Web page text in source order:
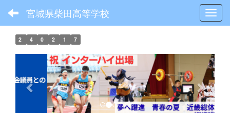
宮城県柴田高等学校
2 4 0 2 1 7
r
e
e
x
t